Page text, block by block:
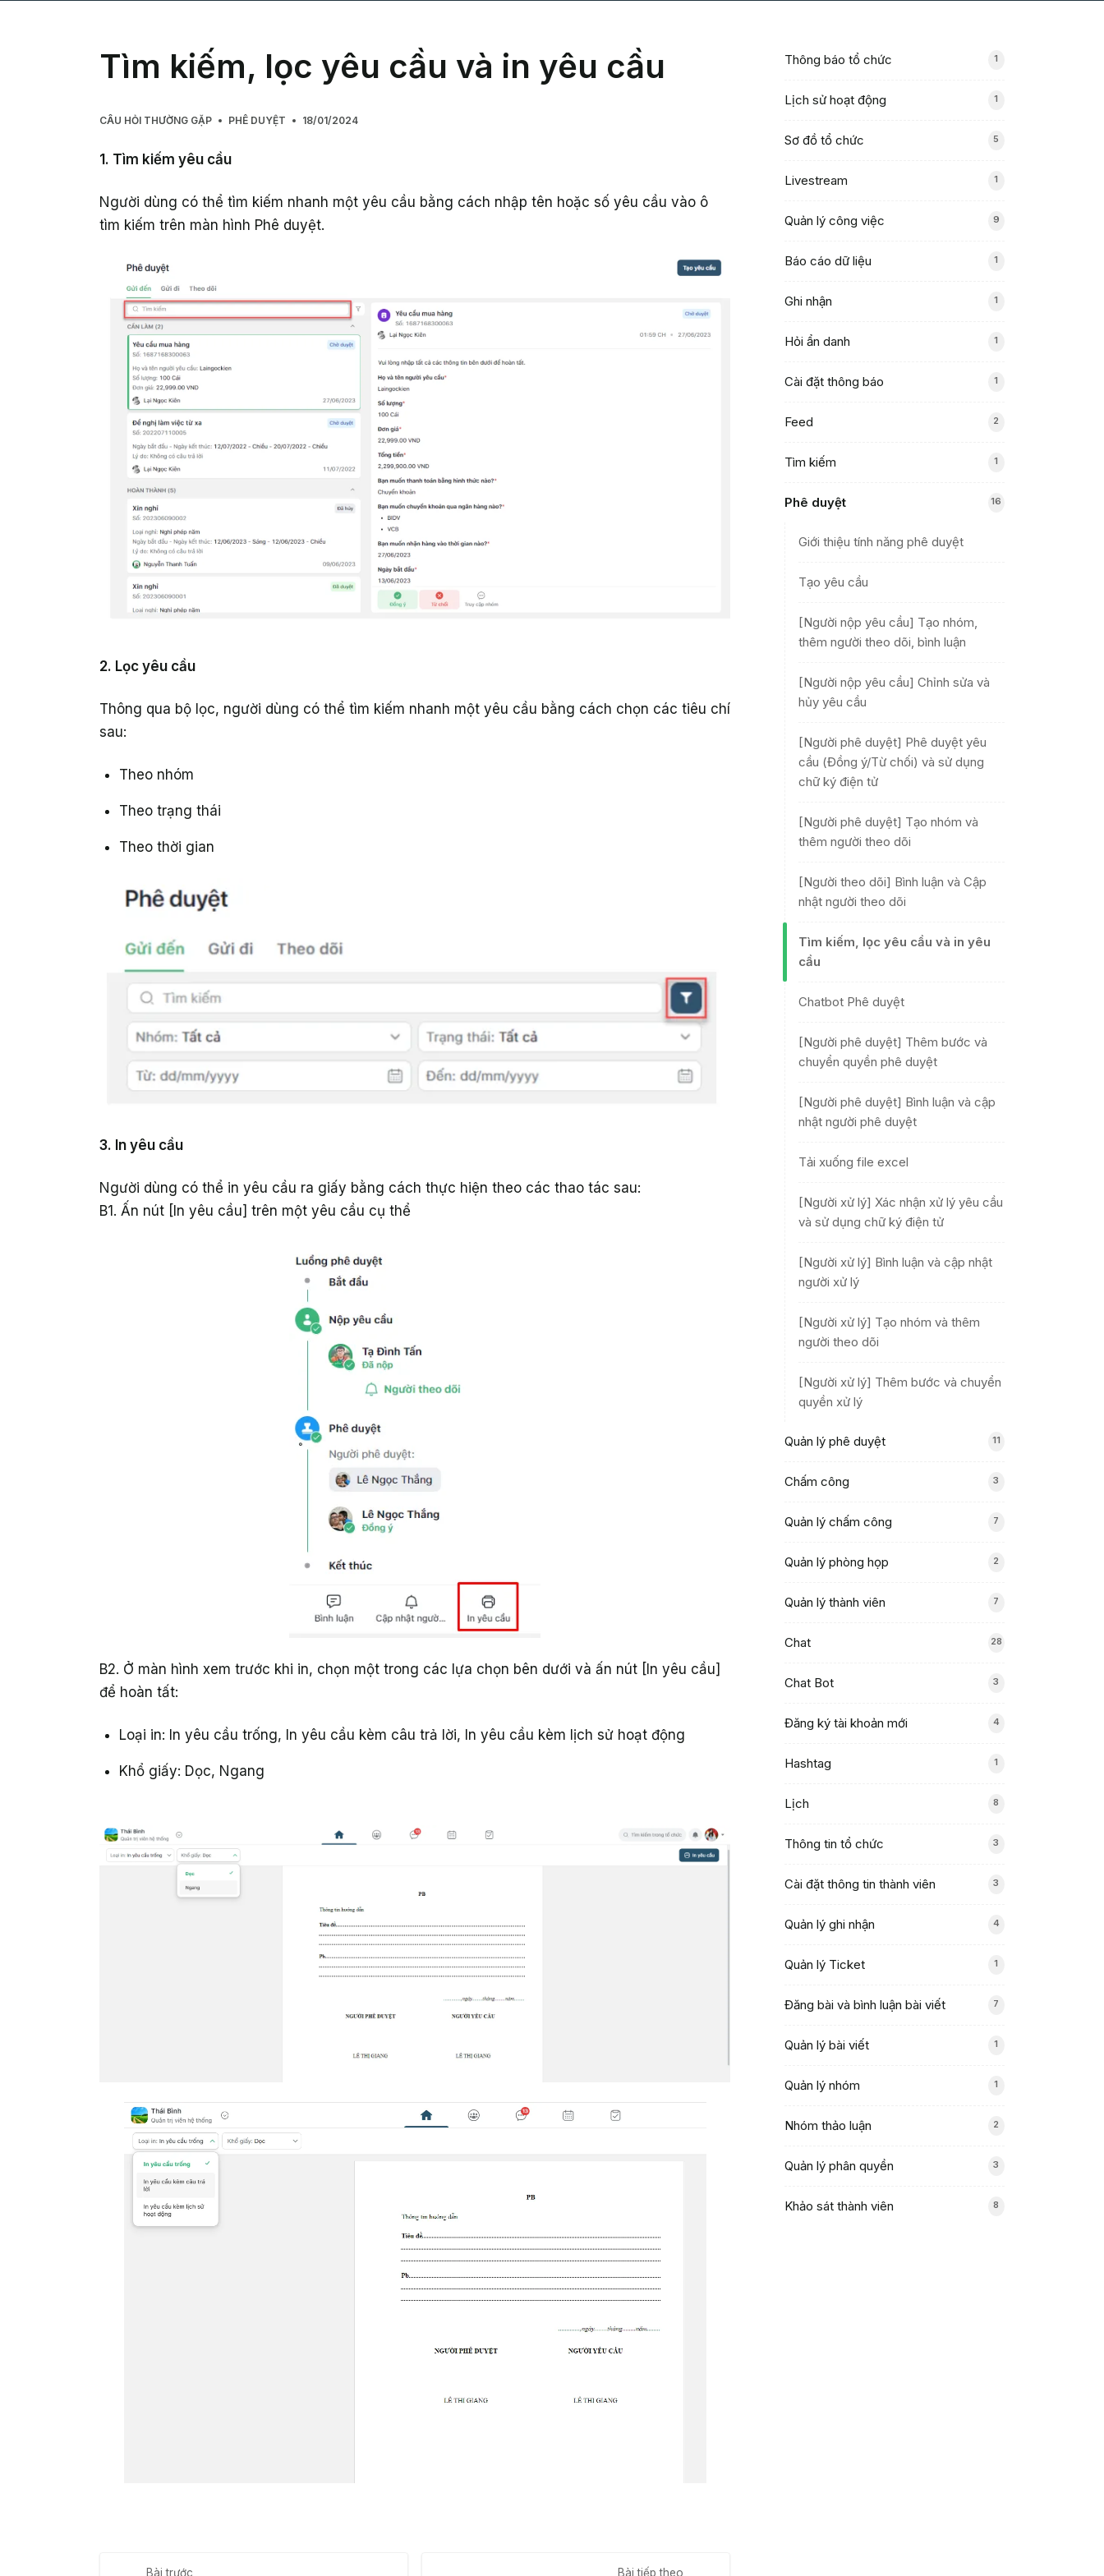
Tìm kiếm, lọc yêu cầu và in yêu cầu
CÂU HỎI THƯỜNG GẶP PHÊ DUYỆT 18/01/2024
1. Tìm kiếm yêu cầu
Người dùng có thể tìm kiếm nhanh một yêu cầu bằng cách nhập tên hoặc số yêu cầu vào ô
tìm kiếm trên màn hình Phê duyệt.
2. Lọc yêu cầu
Thông qua bộ lọc, người dùng có thể tìm kiếm nhanh một yêu cầu bằng cách chọn các tiêu chí
sau:
Theo nhóm
Theo trạng thái
Theo thời gian
3. In yêu cầu
Người dùng có thể in yêu cầu ra giấy bằng cách thực hiện theo các thao tác sau:
B1. Ấn nút [In yêu cầu] trên một yêu cầu cụ thể
B2. Ở màn hình xem trước khi in, chọn một trong các lựa chọn bên dưới và ấn nút [In yêu cầu]
để hoàn tất:
Loại in: In yêu cầu trống, In yêu cầu kèm câu trả lời, In yêu cầu kèm lịch sử hoạt động
Khổ giấy: Dọc, Ngang
Bài trước Bài tiếp theo
Thông báo tổ chức 1
Lịch sử hoạt động 1
Sơ đồ tổ chức 5
Livestream 1
Quản lý công việc 9
Báo cáo dữ liệu 1
Ghi nhận 1
Hỏi ẩn danh 1
Cài đặt thông báo 1
Feed 2
Tìm kiếm 1
Phê duyệt 16
Giới thiệu tính năng phê duyệt
Tạo yêu cầu
[Người nộp yêu cầu] Tạo nhóm,
thêm người theo dõi, bình luận
[Người nộp yêu cầu] Chỉnh sửa và
hủy yêu cầu
[Người phê duyệt] Phê duyệt yêu
cầu (Đồng ý/Từ chối) và sử dụng
chữ ký điện tử
[Người phê duyệt] Tạo nhóm và
thêm người theo dõi
[Người theo dõi] Bình luận và Cập
nhật người theo dõi
Tìm kiếm, lọc yêu cầu và in yêu
cầu
Chatbot Phê duyệt
[Người phê duyệt] Thêm bước và
chuyển quyền phê duyệt
[Người phê duyệt] Bình luận và cập
nhật người phê duyệt
Tải xuống file excel
[Người xử lý] Xác nhận xử lý yêu cầu
và sử dụng chữ ký điện tử
[Người xử lý] Bình luận và cập nhật
người xử lý
[Người xử lý] Tạo nhóm và thêm
người theo dõi
[Người xử lý] Thêm bước và chuyển
quyền xử lý
Quản lý phê duyệt 11
Chấm công 3
Quản lý chấm công 7
Quản lý phòng họp 2
Quản lý thành viên 7
Chat 28
Chat Bot 3
Đăng ký tài khoản mới 4
Hashtag 1
Lịch 8
Thông tin tổ chức 3
Cài đặt thông tin thành viên 3
Quản lý ghi nhận 4
Quản lý Ticket 1
Đăng bài và bình luận bài viết 7
Quản lý bài viết 1
Quản lý nhóm 1
Nhóm thảo luận 2
Quản lý phân quyền 3
Khảo sát thành viên 8